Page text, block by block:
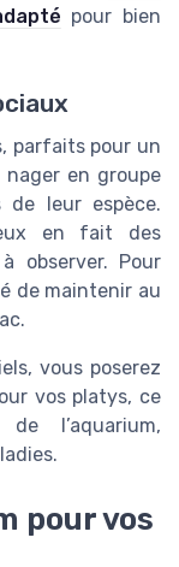
pour bien
parfaits pour un
en groupe
de leur espèce.
en fait des
observer. Pour
de maintenir au
vous poserez
vos platys, ce
l’aquarium,
pour vos